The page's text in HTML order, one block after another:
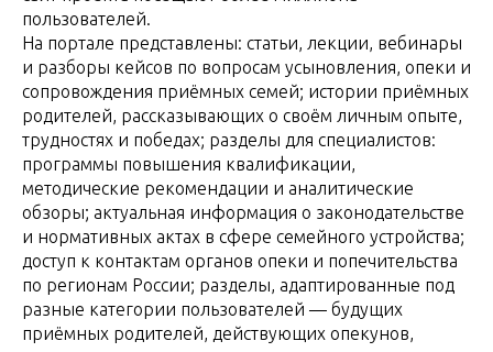
пользователей.
На портале представлены: статьи, лекции, вебинары
и разборы кейсов по вопросам усыновления, опеки и
сопровождения приёмных семей; истории приёмных
родителей, рассказывающих о своём личным опыте,
трудностях и победах; разделы для специалистов:
программы повышения квалификации,
методические рекомендации и аналитические
обзоры; актуальная информация о законодательстве
и нормативных актах в сфере семейного устройства;
доступ к контактам органов опеки и попечительства
по регионам России; разделы, адаптированные под
разные категории пользователей — будущих
приёмных родителей, действующих опекунов,